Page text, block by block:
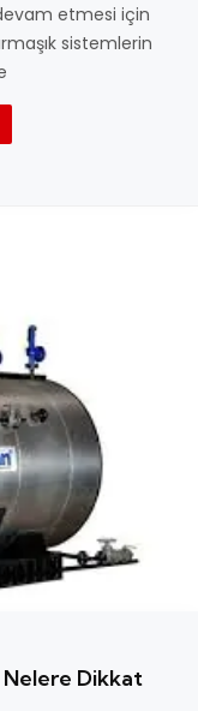
etmesi için
sistemlerin
Nelere Dikkat